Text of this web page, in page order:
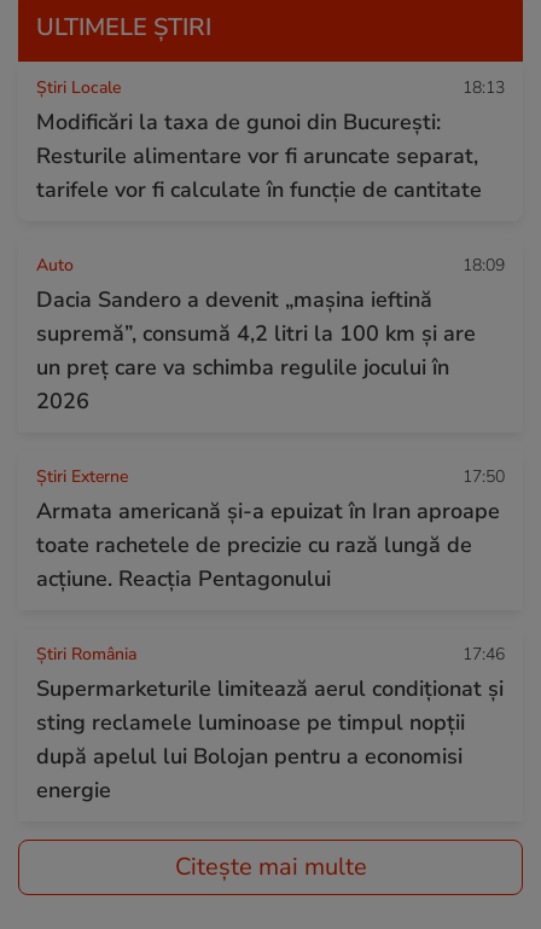
ULTIMELE ȘTIRI
Știri Locale 18:13
Modificări la taxa de gunoi din București:
Resturile alimentare vor fi aruncate separat,
tarifele vor fi calculate în funcție de cantitate
Auto 18:09
Dacia Sandero a devenit „mașina ieftină
supremă”, consumă 4,2 litri la 100 km și are
un preț care va schimba regulile jocului în
2026
Știri Externe 17:50
Armata americană și-a epuizat în Iran aproape
toate rachetele de precizie cu rază lungă de
acțiune. Reacția Pentagonului
Știri România 17:46
Supermarketurile limitează aerul condiționat și
sting reclamele luminoase pe timpul nopții
după apelul lui Bolojan pentru a economisi
energie
Citește mai multe